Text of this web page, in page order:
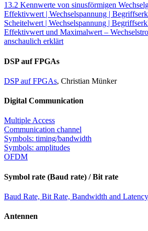
13.2 Kennwerte von sinusförmigen
Effektivwert | Wechselspannung |
Scheitelwert | Wechselspannung |
Effektivwert und Maximalwert –
anschaulich erklärt
DSP auf FPGAs
DSP auf FPGAs, Christian Münker
Digital Communication
Multiple Access
Communication channel
Symbols: timing/bandwidth
Symbols: amplitudes
OFDM
Symbol rate (Baud rate) / Bit rate
Baud Rate, Bit Rate, Bandwidth and Latency
Antennen